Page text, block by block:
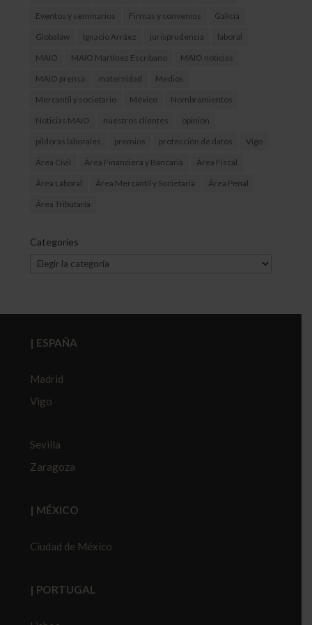
Eventos y seminarios
Firmas y convenios
Galicia
Globalaw
Ignacio Arráez jurisprudencia
laboral
MAIO
MAIO Martínez Escribano
MAIO noticias
MAIO prensa
maternidad
Medios
Mercantil y societario
México
Nombramientos
Noticias MAIO
nuestros clientes
opinión
pildoras laborales
premios protección de datos
Vigo
Área Civil
Área Financiera y Bancaria
Área Fiscal
Área Laboral
Área Mercantil y Societaria
Área Penal
Área Tributaria
Categories
Categories
| ESPAÑA
Madrid
Vigo
Sevilla
Zaragoza
| MÉXICO
Ciudad de México
| PORTUGAL